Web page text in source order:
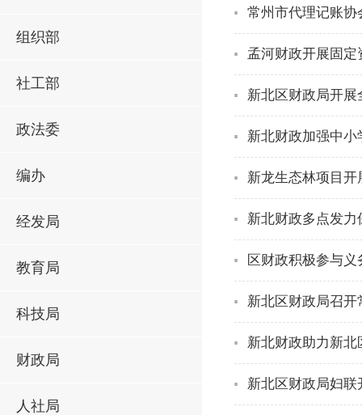
组织部
社工部
政法委
编办
经发局
教育局
科技局
财政局
人社局
常州市代理记账
孟河财政开展固
新北区财政局开
新北财政加强中
新龙生态林项目
新北财政多点发
区财政积极参与义
新北区财政局召
新北财政助力新
新北区财政局妇联